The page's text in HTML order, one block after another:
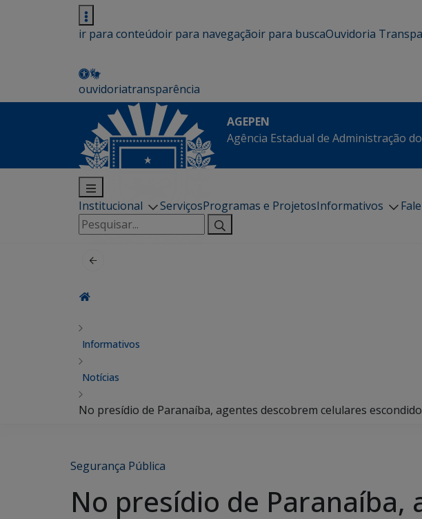
ir para conteúdoir para navegaçãoir para buscaOuvidoria
ouvidoriatransparência
AGEPEN
Agência Estadual de Administração
Institucional ServiçosProgramas e ProjetosInformativos
Pesquisar
por:
Informativos
Notícias
No presídio de Paranaíba, agentes descobrem celulares
Segurança Pública
No presídio de Paranaíba,